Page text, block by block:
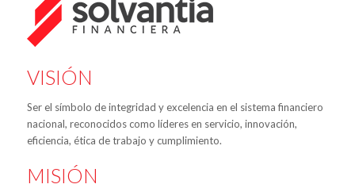
VISIÓN
Ser el símbolo de integridad y excelencia en el sistema financiero
nacional, reconocidos como líderes en servicio, innovación,
eficiencia, ética de trabajo y cumplimiento.
MISIÓN